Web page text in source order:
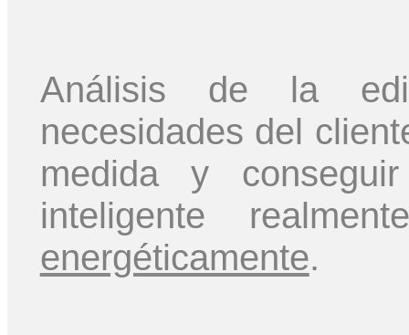
Análisis de la
necesidades del
medida y
inteligente
energéticamente.